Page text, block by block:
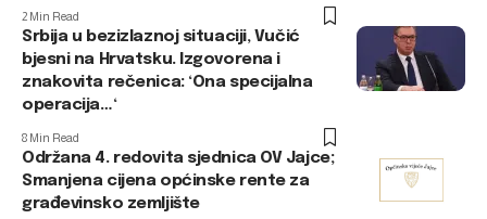
2 Min Read
Srbija u bezizlaznoj situaciji, Vučić
bjesni na Hrvatsku. Izgovorena i
znakovita rečenica: ‘Ona specijalna
operacija…‘
8 Min Read
Održana 4. redovita sjednica OV Jajce;
Smanjena cijena općinske rente za
građevinsko zemljište